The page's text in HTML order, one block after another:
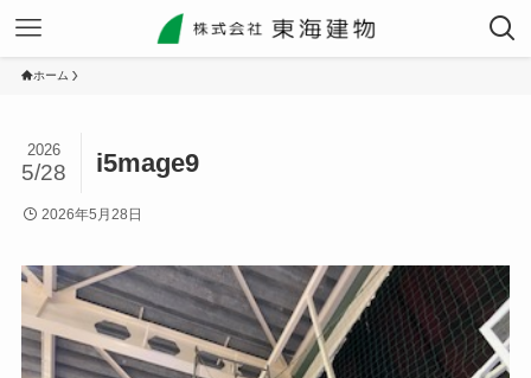
ホーム
i5mage9
2026
5/28
2026年5月28日